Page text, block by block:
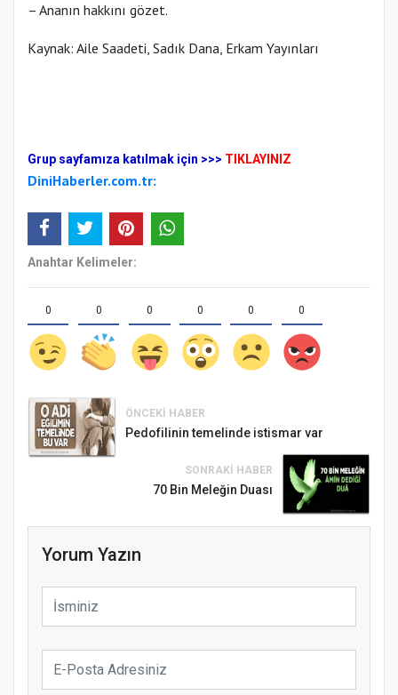
– Ananın hakkını gözet.
Kaynak: Aile Saadeti, Sadık Dana, Erkam Yayınları
Grup sayfamıza katılmak için >>> TIKLAYINIZ
DiniHaberler.com.tr:
Anahtar Kelimeler:
0 0 0 0 0 0
ÖNCEKI HABER
Pedofilinin temelinde istismar var
SONRAKI HABER
70 Bin Meleğin Duası
Yorum Yazın
Samsun Atakum’da Ayasofya Camii
Etkinliği